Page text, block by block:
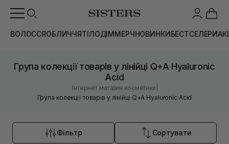
ВОЛОССЯОБЛИЧЧЯТІЛОДІММЕРЧНОВИНКИБЕСТСЕЛЕРИ
Група колекції товарів у лінійці Q+A Hyaluronic
Acid
Інтернет магазин косметики
Група колекції товарів у лінійці Q+A Hyaluronic Acid
Фільтр Сортувати